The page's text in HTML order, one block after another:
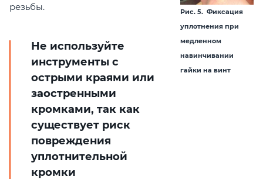
резьбы.
Не используйте
инструменты с
острыми краями или
заостренными
кромками, так как
существует риск
повреждения
уплотнительной
кромки
Рис. 5. Фиксация
уплотнения при
медленном
навинчивании
гайки на винт